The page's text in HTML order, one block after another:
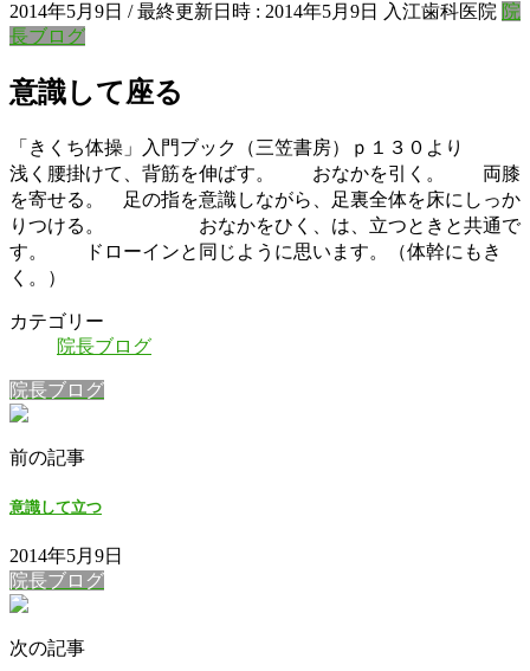
2014年5月9日 / 最終更新日時 : 2014年5月9日 入江歯科医院 院
長ブログ
意識して座る
「きくち体操」入門ブック（三笠書房）ｐ１３０より
浅く腰掛けて、背筋を伸ばす。 おなかを引く。 両膝
を寄せる。
足の指を意識しながら、足裏全体を床にしっか
りつける。 おなかをひく、は、立つときと共通で
す。 ドローインと同じように思います。（体幹にもき
く。）
カテゴリー
院長ブログ
院長ブログ
前の記事
意識して立つ
2014年5月9日
院長ブログ
次の記事